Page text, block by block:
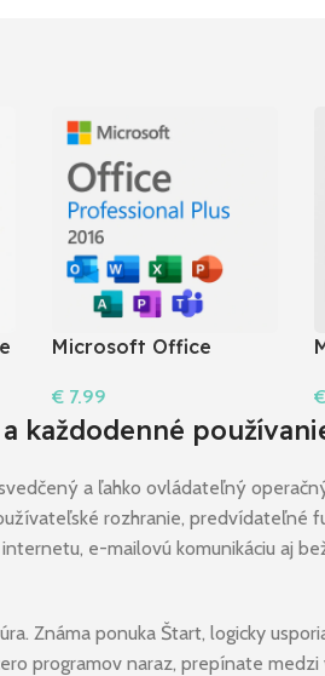
Microsoft Office
€7.99
Do Košíka
€
každodenné
a ľahko ovládateľný
rozhranie, predvídateľné
e-mailovú komunikáciu aj
Známa ponuka Štart, logicky
programov naraz, prepínate